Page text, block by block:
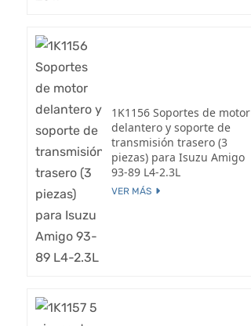
1K1156 Soportes de motor
delantero y soporte de
transmisión trasero (3
piezas) para Isuzu Amigo
93-89 L4-2.3L
VER MÁS